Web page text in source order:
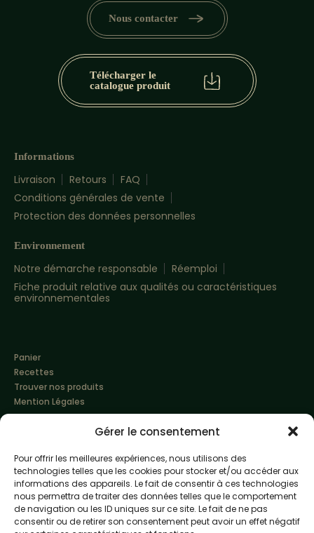
Gérer le consentement
Pour offrir les meilleures expériences, nous utilisons des
technologies telles que les cookies pour stocker et/ou accéder aux
informations des appareils. Le fait de consentir à ces technologies
nous permettra de traiter des données telles que le comportement
de navigation ou les ID uniques sur ce site. Le fait de ne pas
consentir ou de retirer son consentement peut avoir un effet négatif
Nous contacter
Informations
Livraison Retours
FAQ
Conditions générales de vente
Protection des données personnelles
Environnement
Notre démarche responsable
Réemploi
Fiche produit relative aux qualités ou caractéristiques
environnementales
Télécharger le
catalogue produit
Made with love byAltimax
Panier
Recettes
Trouver nos produits
Mention Légales